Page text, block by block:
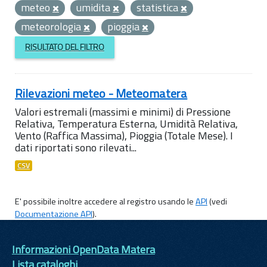
meteo
umidita
statistica
meteorologia
pioggia
RISULTATO DEL FILTRO
Rilevazioni meteo - Meteomatera
Valori estremali (massimi e minimi) di Pressione
Relativa, Temperatura Esterna, Umidità Relativa,
Vento (Raffica Massima), Pioggia (Totale Mese). I
dati riportati sono rilevati...
CSV
E' possibile inoltre accedere al registro usando leAPI(vedi
Documentazione API).
Informazioni OpenData Matera